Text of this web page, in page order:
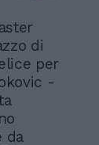
di
per
-
da